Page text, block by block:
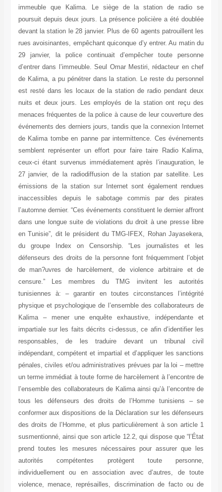
immeuble que Kalima. Le siège de la station de radio se
poursuit depuis deux jours. La présence policière a été doublée
devant la station le 28 janvier. Plus de 60 agents patrouillent les
rues avoisinantes, empêchant quiconque d’y entrer. Au matin du
29 janvier, la police continuait d’empêcher toute personne
d’entrer dans l’immeuble. Seul Omar Mestiri, rédacteur en chef
de Kalima, a pu pénétrer dans la station. Le reste du personnel
est resté dans les locaux de la station de radio pendant deux
nuits et deux jours. Les employés de la station ont reçu des
menaces fréquentes de la police à cause de leur couverture des
événements des derniers jours, tandis que la connexion Internet
de Kalima tombe en panne par intermittence. Ces événements
semblent représenter un effort pour faire taire Radio Kalima,
ceux-ci étant survenus immédiatement après l’inauguration, le
27 janvier, de la radiodiffusion de la station par satellite. Les
émissions de la station sur Internet sont également rendues
inaccessibles depuis le sabotage commis par des pirates
l’automne dernier. “Ces événements constituent le dernier affront
dans une longue suite de violations du droit à une presse libre
en Tunisie”, dit le président du TMG-IFEX, Rohan Jayasekera,
du groupe Index on Censorship. “Les journalistes et les
défenseurs des droits de la personne font fréquemment l’objet
de man?uvres de harcèlement, de violence arbitraire et de
censure.” Les membres du TMG invitent les autorités
tunisiennes à: – garantir en toutes circonstances l’intégrité
physique et psychologique de l’ensemble des collaborateurs de
Kalima – mener une enquête exhaustive, indépendante et
impartiale sur les faits décrits ci-dessus, ce afin d’identifier les
responsables, de les traduire devant un tribunal civil
indépendant, compétent et impartial et d’appliquer les sanctions
pénales, civiles et/ou administratives prévues par la loi – mettre
un terme immédiat à toute forme de harcèlement à l’encontre de
l’ensemble des collaborateurs de Kalima ainsi qu’à l’encontre de
tous les défenseurs des droits de l’Homme tunisiens – se
conformer aux dispositions de la Déclaration sur les défenseurs
des droits de l’Homme, et plus particulièrement à son article 1
susmentionné, ainsi que son article 12.2, qui dispose que “l’État
prend toutes les mesures nécessaires pour assurer que les
autorités compétentes protègent toute personne,
individuellement ou en association avec d’autres, de toute
violence, menace, représailles, discrimination de facto ou de